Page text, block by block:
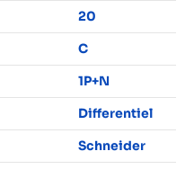
20
C
1P+N
Differentiel
Schneider